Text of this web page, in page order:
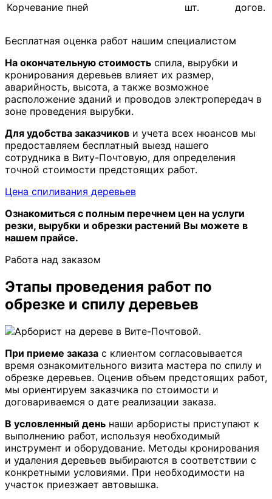
Корчевание пней шт. догов.
Бесплатная оценка работ нашим специалистом
На окончательную стоимость спила, вырубки и
кронирования деревьев влияет их размер,
аварийность, высота, а также возможное
расположение зданий и проводов электропередач в
зоне проведения вырубки.
Для удобства заказчиков и учета всех нюансов мы
предоставляем бесплатный выезд нашего
сотрудника в Виту-Почтовую, для определения
точной стоимости предстоящих работ.
Цена спиливания деревьев
Ознакомиться с полным перечнем цен на услуги
резки, вырубки и обрезки растений Вы можете в
нашем прайсе.
Работа над заказом
Этапы проведения работ по
обрезке и спилу деревьев
При приеме заказа с клиентом согласовывается
время ознакомительного визита мастера по спилу и
обрезке деревьев. Оценив объем предстоящих работ,
мы ориентируем заказчика по стоимости и
договариваемся о дате реализации заказа.
В условленный день наши арбористы приступают к
выполнению работ, используя необходимый
инструмент и оборудование. Методы кронирования
и удаления деревьев выбираются в соответствии с
конкретными условиями. При необходимости на
участок приезжает автовышка.